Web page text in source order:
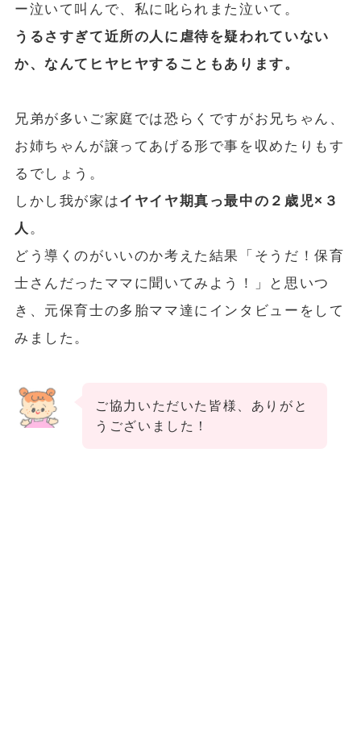
ー泣いて叫んで、私に叱られまた泣いて。
うるさすぎて近所の人に虐待を疑われていない
か、なんてヒヤヒヤすることもあります。
兄弟が多いご家庭では恐らくですがお兄ちゃん、
お姉ちゃんが譲ってあげる形で事を収めたりもす
るでしょう。
しかし我が家はイヤイヤ期真っ最中の２歳児×３
人 。
どう導くのがいいのか考えた結果「そうだ！保育
士さんだったママに聞いてみよう！」と思いつ
き、元保育士の多胎ママ達にインタビューをして
みました。
ご協力いただいた皆様、ありがと
うございました！